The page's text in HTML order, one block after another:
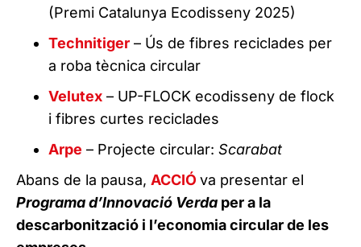
(Premi Catalunya Ecodisseny 2025)
Technitiger – Ús de fibres reciclades per
a roba tècnica circular
Velutex – UP-FLOCK ecodisseny de flock
i fibres curtes reciclades
Arpe – Projecte circular: Scarabat
Abans de la pausa, ACCIÓ va presentar el
Programa d’Innovació Verda per a la
descarbonització i l’economia circular de les